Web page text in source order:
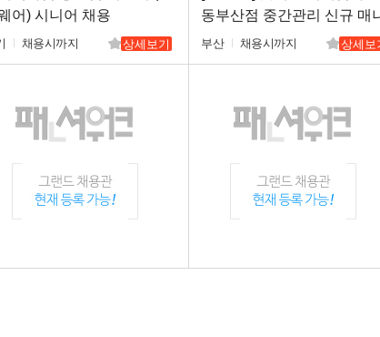
어) 시니어 채용
채용시까지 상세보기
동부산점 중간관리 신규 매
저 구인
부산 채용시까지 상세보